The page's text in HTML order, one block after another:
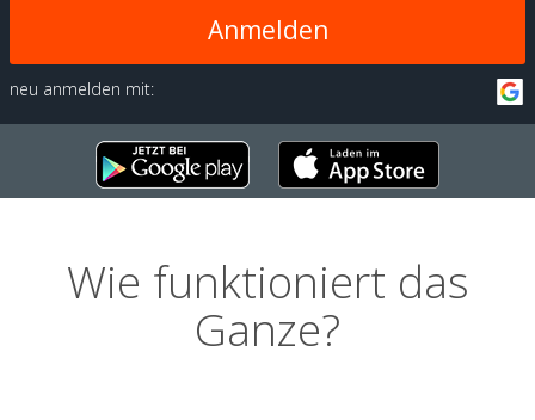
Anmelden
neu anmelden mit:
Wie funktioniert das
Ganze?